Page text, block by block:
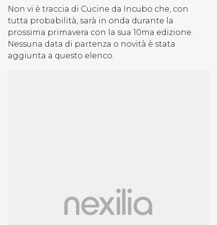
Non vi è traccia di Cucine da Incubo che, con
tutta probabilità, sarà in onda durante la
prossima primavera con la sua 10ma edizione.
Nessuna data di partenza o novità è stata
aggiunta a questo elenco.